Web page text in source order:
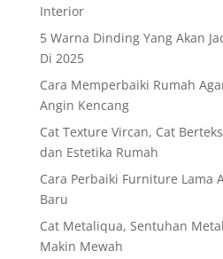
Interior
5 Warna Dinding Yang Akan
Di 2025
Cara Memperbaiki Rumah
Angin Kencang
Cat Texture Vircan, Cat
dan Estetika Rumah
Cara Perbaiki Furniture Lama
Baru
Cat Metaliqua, Sentuhan
Makin Mewah